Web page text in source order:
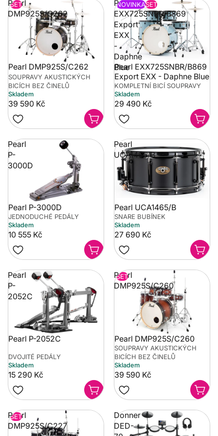
Pearl
DMP925S/C262
SET
Pearl DMP925S/C262
SOUPRAVY AKUSTICKÝCH
BICÍCH BEZ ČINELŮ
Skladem
39 590 Kč
Pearl
EXX725SNBR/B869
Export
EXX
-
Daphne
Blue
NOVINKASET
Pearl EXX725SNBR/B869
Export EXX - Daphne Blue
KOMPLETNÍ BICÍ SOUPRAVY
Skladem
29 490 Kč
Pearl
P-
3000D
Pearl P-3000D
JEDNODUCHÉ PEDÁLY
Skladem
10 555 Kč
Pearl
UCA1465/B
Pearl UCA1465/B
SNARE BUBÍNEK
Skladem
27 690 Kč
Pearl
P-
2052C
Pearl P-2052C
DVOJITÉ PEDÁLY
Skladem
15 290 Kč
Pearl
DMP925S/C260
SET
Pearl DMP925S/C260
SOUPRAVY AKUSTICKÝCH
BICÍCH BEZ ČINELŮ
Skladem
39 590 Kč
Pearl
DMP925S/C227
SET
Donner
DED-